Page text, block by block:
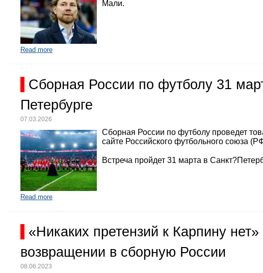
Мали.
Read more
Сборная России по футболу 31
Петербурге
07.03.2026
Сборная России по футболу проведет
сайте Российского футбольного союза
Встреча пройдет 31 марта в
Read more
«Никаких претензий к Карпину
возвращении в сборную России
08.06.2023